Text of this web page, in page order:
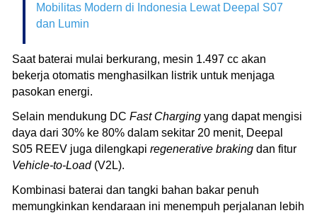
Mobilitas Modern di Indonesia Lewat Deepal S07
dan Lumin
Saat baterai mulai berkurang, mesin 1.497 cc akan
bekerja otomatis menghasilkan listrik untuk menjaga
pasokan energi.
Selain mendukung DC Fast Charging yang dapat mengisi
daya dari 30% ke 80% dalam sekitar 20 menit, Deepal
S05 REEV juga dilengkapi regenerative braking dan fitur
Vehicle-to-Load(V2L).
Kombinasi baterai dan tangki bahan bakar penuh
memungkinkan kendaraan ini menempuh perjalanan lebih